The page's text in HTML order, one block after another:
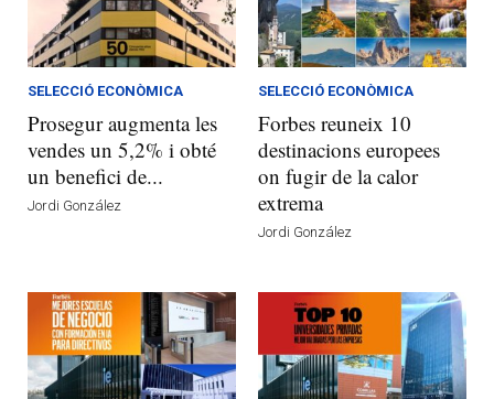
SELECCIÓ ECONÒMICA
Prosegur augmenta les
vendes un 5,2% i obté
un benefici de...
Jordi González
SELECCIÓ ECONÒMICA
Forbes reuneix 10
destinacions europees
on fugir de la calor
extrema
Jordi González